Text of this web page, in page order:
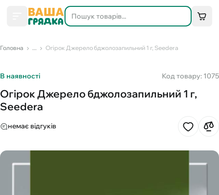
Головна ... Огірок Джерело бджолозапильний 1 г, Seedera
В наявності Код товару: 1075
Огірок Джерело бджолозапильний 1 г,
Seedera
немає відгуків